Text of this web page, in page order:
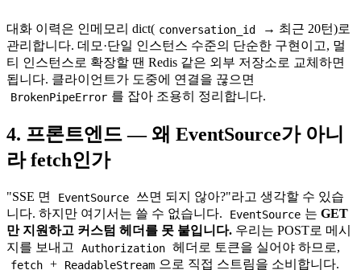
대화 이력은 인메모리 dict( conversation_id
→ 최근 20턴)로
관리합니다. 데모·단일 인스턴스 수준의 단순한 구현이고, 멀
티 인스턴스로 확장할 땐 Redis 같은 외부 저장소로 교체하면
됩니다. 클라이언트가 도중에 연결을 끊으면
BrokenPipeError 를 잡아 조용히 정리합니다.
4. 프론트엔드 — 왜 EventSource가 아니
라 fetch인가
"SSE 면 EventSource
쓰면 되지 않아?"라고 생각할 수 있습
니다. 하지만 여기서는 쓸 수 없습니다.
EventSource 는GET
만 지원하고 커스텀 헤더를 못 붙입니다. 우리는 POST로 메시
지를 보내고
Authorization 헤더로 토큰을 실어야 하므로,
fetch + ReadableStream 으로 직접 스트림을 소비합니다.